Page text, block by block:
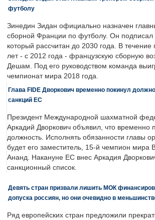
футболу
Зинедин Зидан официально назначен
сборной Франции по футболу. Он подписал
который рассчитан до 2030 года. В течение
лет - с 2012 года - французскую сборную
Дешам. Под его руководством команда
чемпионат мира 2018 года.
Глава FIDE Дворкович временно покинул
санкций ЕС
Президент Международной шахматной
Аркадий Дворкович объявил, что временно
должность. Исполнять обязанности главы
будет его заместитель, 15-й чемпион мира
Ананд. Накануне ЕС внес Аркадия
санкционный список.
Девять стран призвали лишить МОК
допуска россиян, но они очевидно в
Ряд европейских стран предложили